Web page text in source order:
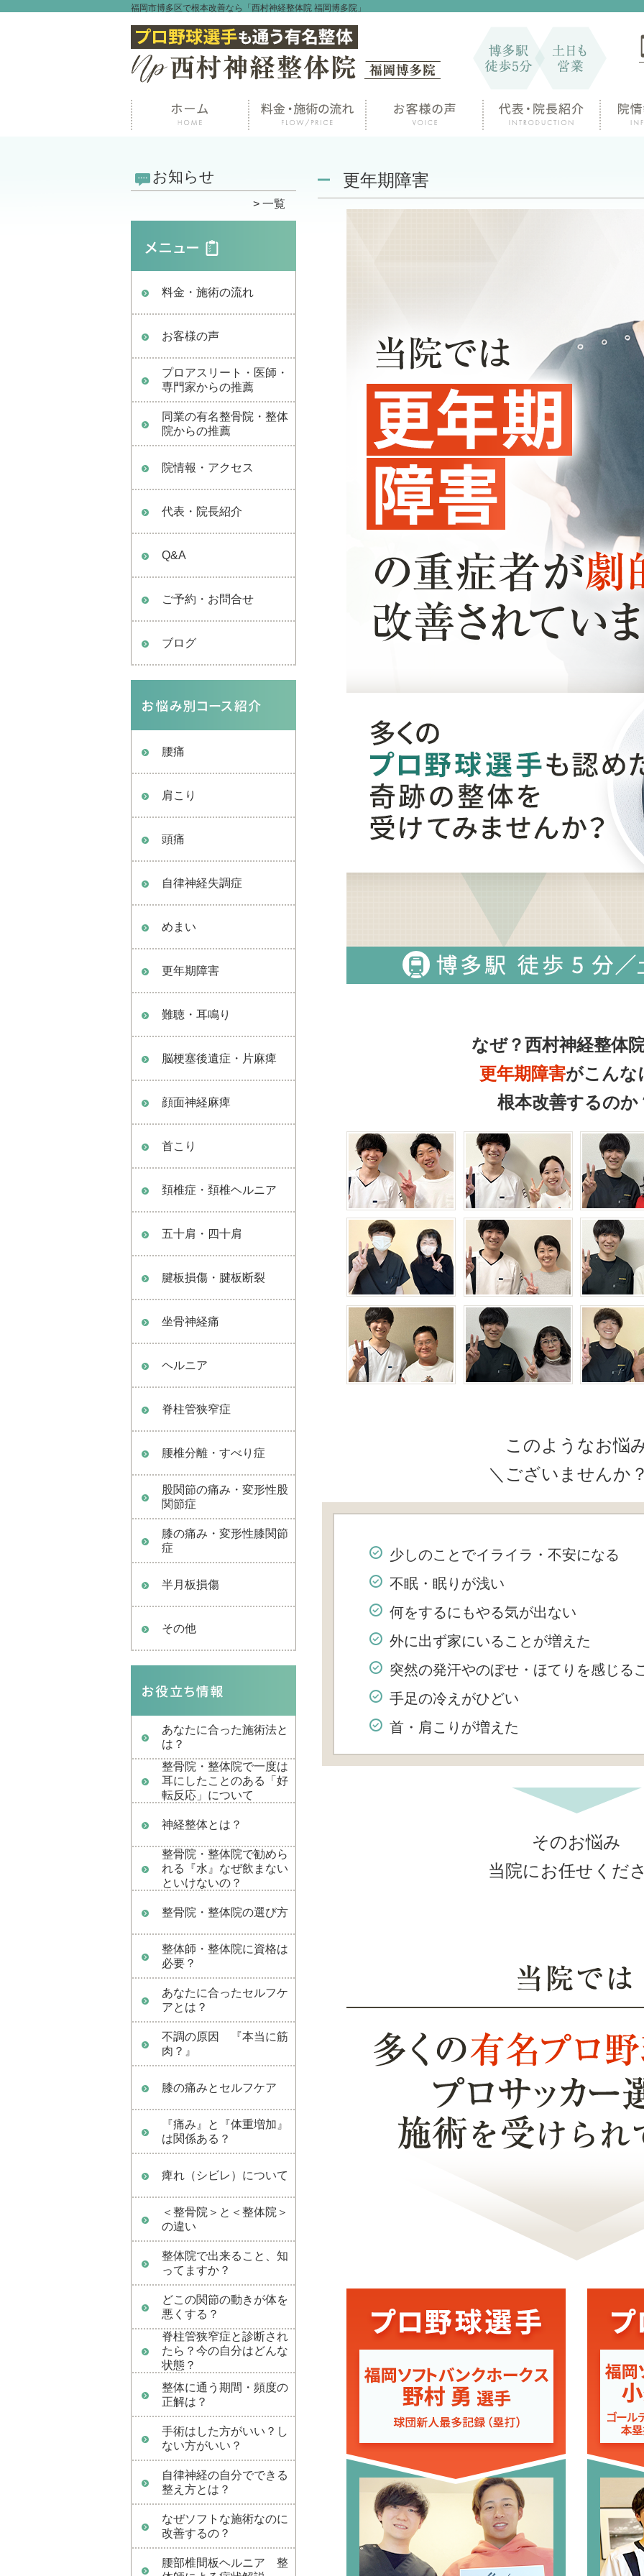
福岡市博多区で根本改善なら「西村神経整体院 福岡博多院」
お知らせ
一覧
料金・施術の流れ
お客様の声
プロアスリート・医師・
専門家からの推薦
同業の有名整骨院・整体
院からの推薦
院情報・アクセス
代表・院長紹介
Q&A
ご予約・お問合せ
ブログ
腰痛
肩こり
頭痛
自律神経失調症
めまい
更年期障害
難聴・耳鳴り
脳梗塞後遺症・片麻痺
顔面神経麻痺
首こり
頚椎症・頚椎ヘルニア
五十肩・四十肩
腱板損傷・腱板断裂
坐骨神経痛
ヘルニア
脊柱管狭窄症
腰椎分離・すべり症
股関節の痛み・変形性股
関節症
膝の痛み・変形性膝関節
症
半月板損傷
その他
あなたに合った施術法と
は？
整骨院・整体院で一度は
耳にしたことのある「好
転反応」について
神経整体とは？
整骨院・整体院で勧めら
れる『水』なぜ飲まない
といけないの？
整骨院・整体院の選び方
整体師・整体院に資格は
必要？
あなたに合ったセルフケ
アとは？
不調の原因 『本当に筋
肉？』
膝の痛みとセルフケア
『痛み』と『体重増加』
は関係ある？
痺れ（シビレ）について
＜整骨院＞と＜整体院＞
の違い
整体院で出来ること、知
ってますか？
どこの関節の動きが体を
悪くする？
脊柱管狭窄症と診断され
たら？今の自分はどんな
状態？
整体に通う期間・頻度の
正解は？
手術はした方がいい？し
ない方がいい？
自律神経の自分でできる
整え方とは？
なぜソフトな施術なのに
改善するの？
腰部椎間板ヘルニア 整
更年期障害
なぜ？西村神経整体
更年期障害がこんな
根本改善するのか
このようなお悩
＼ございませんか
少しのことでイライラ・不安になる
不眠・眠りが浅い
何をするにもやる気が出ない
外に出ず家にいることが増えた
突然の発汗やのぼせ・ほてりを感じる
手足の冷えがひどい
首・肩こりが増えた
そのお悩み
当院にお任せくだ